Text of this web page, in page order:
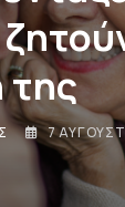
2026